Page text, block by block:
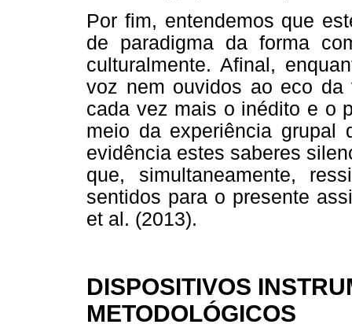
Por fim, entendemos que
de paradigma da forma
culturalmente. Afinal,
voz nem ouvidos ao eco da
cada vez mais o inédito e o
meio da experiência
evidência estes saberes
que, simultaneamente,
sentidos para o presente
et al. (2013).
DISPOSITIVOS
METODOLÓGICOS